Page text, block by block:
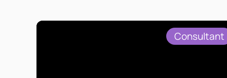
membresont
Consultant